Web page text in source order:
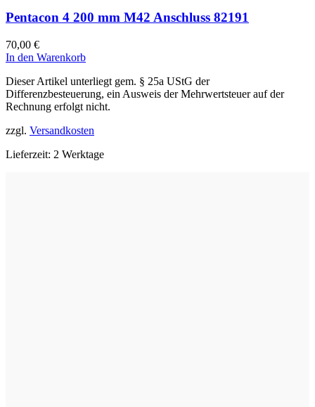
Pentacon 4 200 mm M42 Anschluss 82191
70,00 €
In den Warenkorb
Dieser Artikel unterliegt gem. § 25a UStG der
Differenzbesteuerung, ein Ausweis der Mehrwertsteuer auf der
Rechnung erfolgt nicht.
zzgl. Versandkosten
Lieferzeit: 2 Werktage